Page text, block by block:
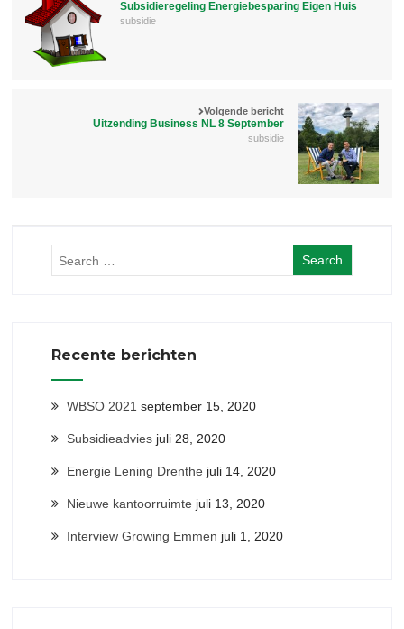
Subsidieregeling Energiebesparing Eigen Huis
subsidie
Volgende bericht
Uitzending Business NL 8 September
subsidie
Recente berichten
WBSO 2021 september 15, 2020
Subsidieadvies juli 28, 2020
Energie Lening Drenthe juli 14, 2020
Nieuwe kantoorruimte juli 13, 2020
Interview Growing Emmen juli 1, 2020